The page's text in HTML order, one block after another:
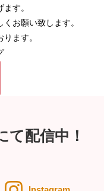
す。
お願い致します。
ます。
て配信中！